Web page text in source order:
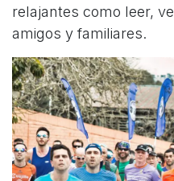
relajantes como leer,
amigos y familiares.